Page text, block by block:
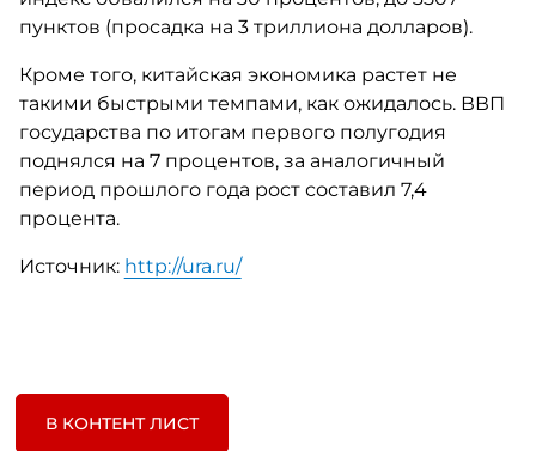
пунктов (просадка на 3 триллиона долларов).
Кроме того, китайская экономика растет не
такими быстрыми темпами, как ожидалось. ВВП
государства по итогам первого полугодия
поднялся на 7 процентов, за аналогичный
период прошлого года рост составил 7,4
процента.
Источник: http://ura.ru/
В КОНТЕНТ ЛИСТ